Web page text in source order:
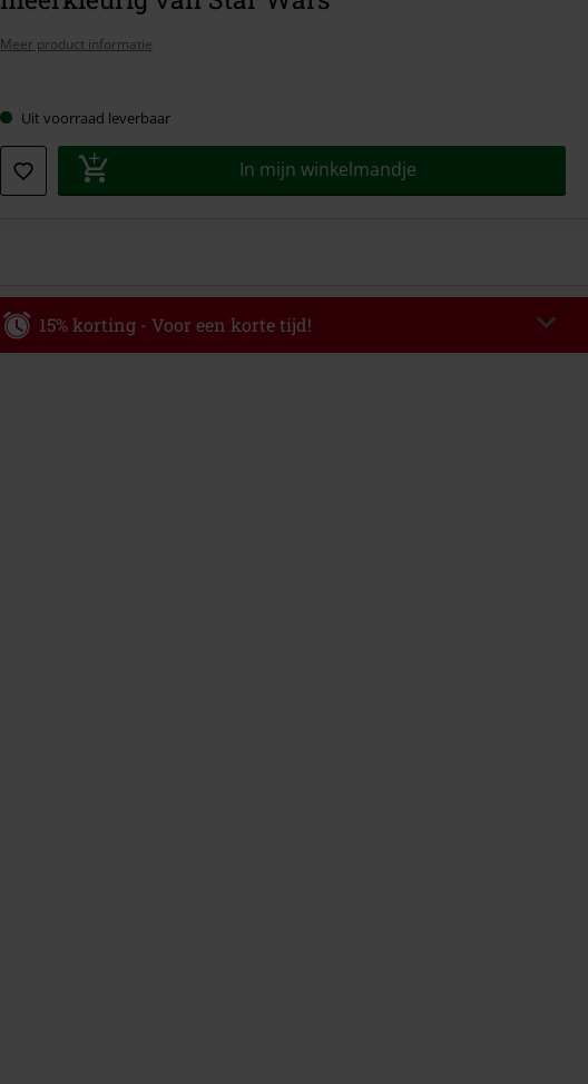
Meer product informatie
Kies
je
maat
Uit voorraad leverbaar
In mijn winkelmandje
15% korting - Voor een korte tijd!